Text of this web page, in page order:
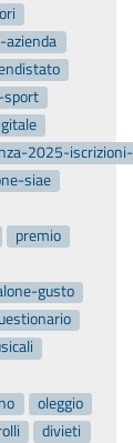
2025-
siae
premio
gusto
oleggio
divieti